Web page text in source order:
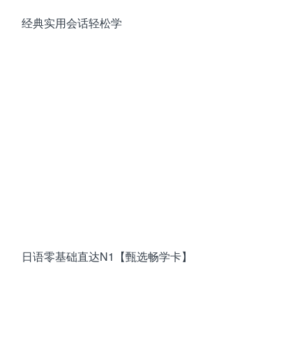
经典实用会话轻松学
日语零基础直达N1【甄选畅学卡】